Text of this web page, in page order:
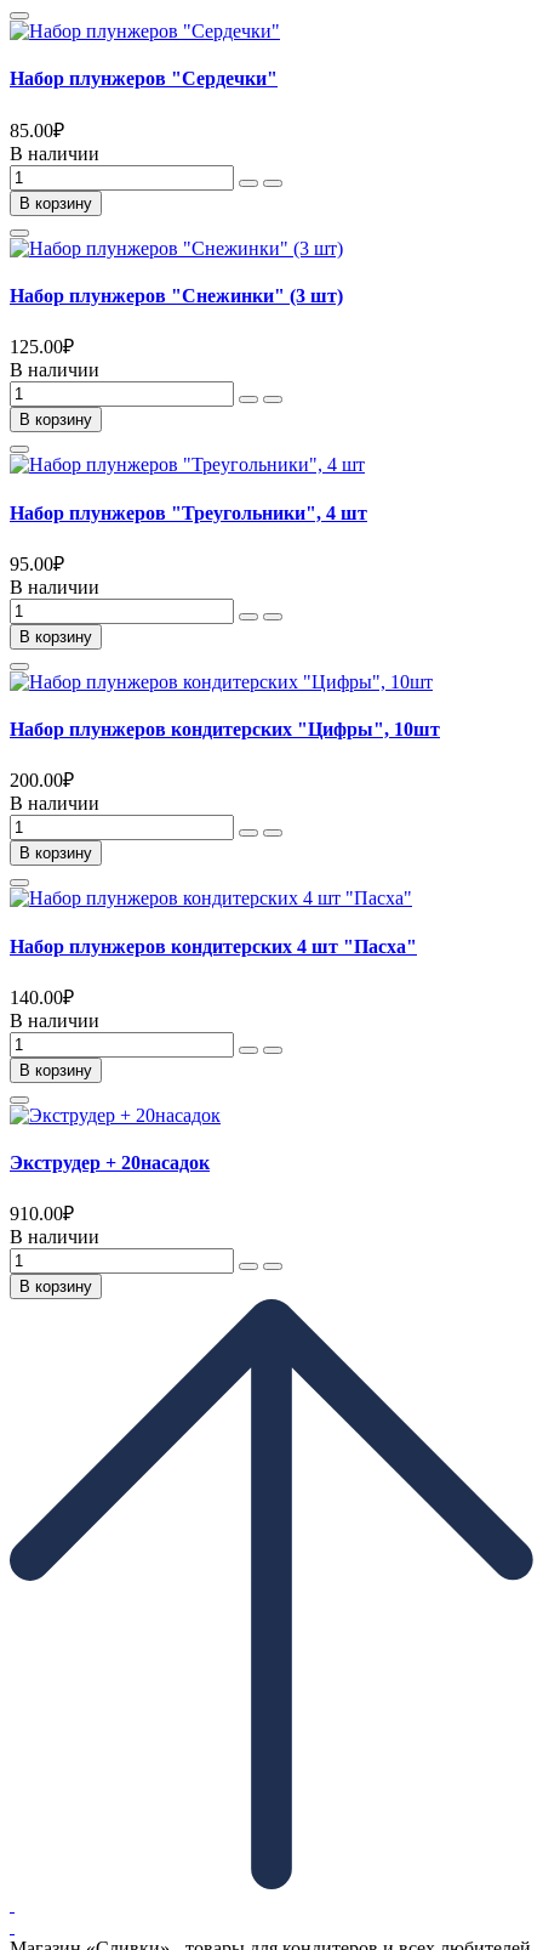
Набор плунжеров "Сердечки"
85.00₽
В наличии
В корзину
Набор плунжеров "Снежинки" (3 шт)
125.00₽
В наличии
В корзину
Набор плунжеров "Треугольники", 4 шт
95.00₽
В наличии
В корзину
Набор плунжеров кондитерских "Цифры", 10шт
200.00₽
В наличии
В корзину
Набор плунжеров кондитерских 4 шт "Пасха"
140.00₽
В наличии
В корзину
Экструдер + 20насадок
910.00₽
В наличии
В корзину